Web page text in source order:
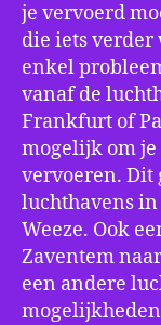
je vervoerd
die iets verder
enkel
vanaf de
Frankfurt of
mogelijk om je
vervoeren. Dit
luchthavens
Weeze. Ook
Zaventem
een andere